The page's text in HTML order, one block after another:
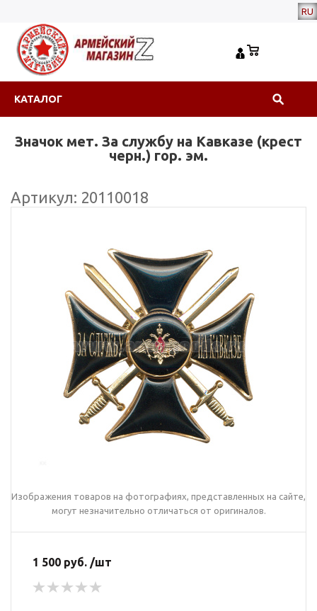
RU
КАТАЛОГ
Значок мет. За службу на Кавказе (крест
черн.) гор. эм.
Артикул: 20110018
Изображения товаров на фотографиях, представленных на сайте,
могут незначительно отличаться от оригиналов.
1 500 руб. /шт